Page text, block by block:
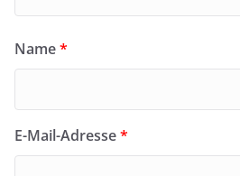
Name*
E-Mail-Adresse*